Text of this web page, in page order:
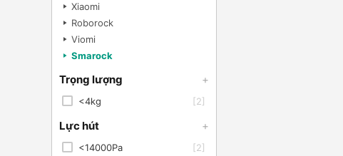
Xiaomi
Roborock
Viomi
Smarock
Trọng lượng +
<4kg [2]
Lực hút +
<14000Pa [2]